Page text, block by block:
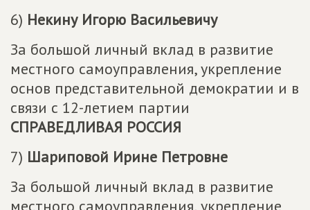
6) Некину Игорю Васильевичу
За большой личный вклад в развитие
местного самоуправления, укрепление
основ представительной демократии и в
связи с 12-летием партии
СПРАВЕДЛИВАЯ РОССИЯ
7) Шариповой Ирине Петровне
За большой личный вклад в развитие
местного самоуправления, укрепление